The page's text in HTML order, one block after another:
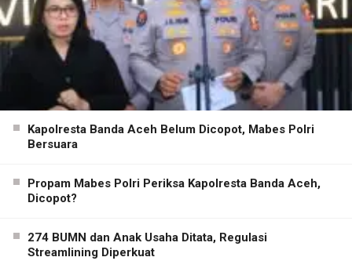
Kapolresta Banda Aceh Belum Dicopot, Mabes Polri
Bersuara
Propam Mabes Polri Periksa Kapolresta Banda Aceh,
Dicopot?
274 BUMN dan Anak Usaha Ditata, Regulasi
Streamlining Diperkuat